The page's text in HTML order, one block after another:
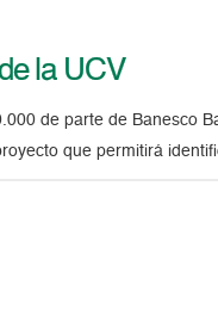
la UCV
de parte de Banesco
que permitirá